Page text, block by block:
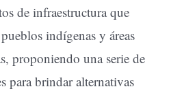
de infraestructura que
indígenas y áreas
proponiendo una serie de
para brindar alternativas